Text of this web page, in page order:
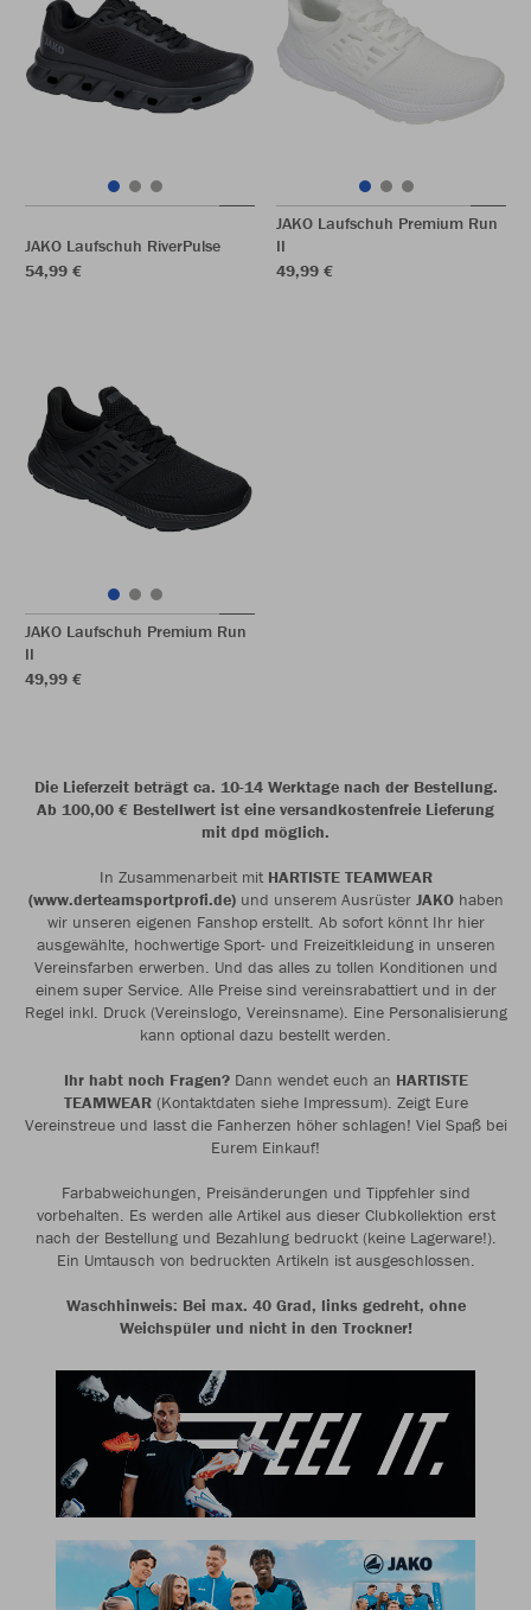
JAKO Laufschuh RiverPulse
54,99 €
JAKO Laufschuh Premium Run
II
49,99 €
JAKO Laufschuh Premium Run
II
49,99 €
Die Lieferzeit beträgt ca. 10-14 Werktage nach der Bestellung.
Ab 100,00 € Bestellwert ist eine versandkostenfreie Lieferung
mit dpd möglich.
In Zusammenarbeit mit HARTISTE TEAMWEAR
(www.derteamsportprofi.de)und unserem Ausrüster JAKOhaben
wir unseren eigenen Fanshop erstellt. Ab sofort könnt Ihr hier
ausgewählte, hochwertige Sport- und Freizeitkleidung in unseren
Vereinsfarben erwerben. Und das alles zu tollen Konditionen und
einem super Service. Alle Preise sind vereinsrabattiert und in der
Regel inkl. Druck (Vereinslogo, Vereinsname). Eine Personalisierung
kann optional dazu bestellt werden.
Ihr habt noch Fragen?Dann wendet euch an HARTISTE
TEAMWEAR(Kontaktdaten siehe Impressum). Zeigt Eure
Vereinstreue und lasst die Fanherzen höher schlagen! Viel Spaß bei
Eurem Einkauf!
Farbabweichungen, Preisänderungen und Tippfehler sind
vorbehalten. Es werden alle Artikel aus dieser Clubkollektion erst
nach der Bestellung und Bezahlung bedruckt (keine Lagerware!).
Ein Umtausch von bedruckten Artikeln ist ausgeschlossen.
Waschhinweis: Bei max. 40 Grad, links gedreht, ohne
Weichspüler und nicht in den Trockner!